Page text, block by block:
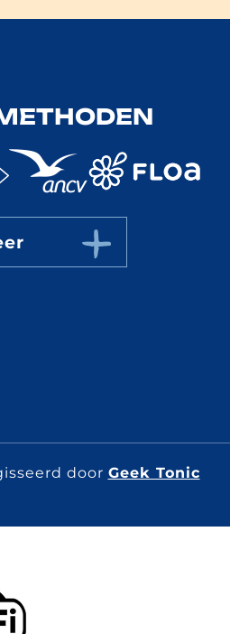
door Geek Tonic